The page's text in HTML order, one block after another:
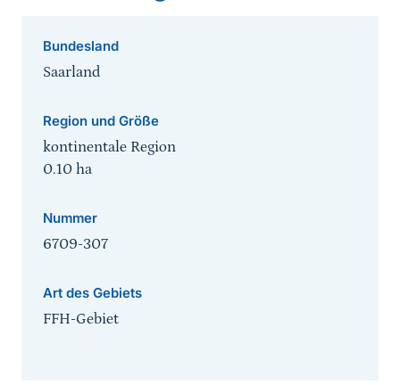
Bundesland
Saarland
Region und Größe
kontinentale Region
0.10 ha
Nummer
6709-307
Art des Gebiets
FFH-Gebiet